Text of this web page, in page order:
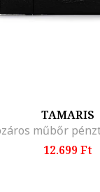
TAMARIS
12.699 Ft